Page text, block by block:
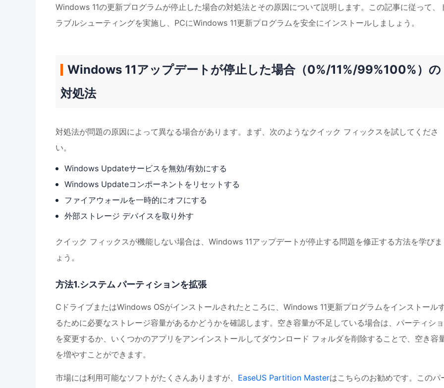
Windows 11の更新プログラムが停止した場合の対処法とその原因について説明します。この記事に従って、
ラブルシューティングを実施し、PCにWindows 11更新プログラムを安全にインストールしましょう。
Windows 11アップデートが停止した場合（0%/11%/99%100%）の
対処法
対処法が問題の原因によって異なる場合があります。まず、次のようなクイック フィックスを試してくださ
い。
Windows Updateサービスを無効/有効にする
Windows Updateコンポーネントをリセットする
ファイアウォールを一時的にオフにする
外部ストレージ デバイスを取り外す
クイック フィックスが機能しない場合は、Windows 11アップデートが停止する問題を修正する方法を学び
ょう。
方法1.システム パーティションを拡張
CドライブまたはWindows OSがインストールされたところに、Windows 11更新プログラムをインストール
るために必要なストレージ容量があるかどうかを確認します。空き容量が不足している場合は、パーティシ
を変更するか、いくつかのアプリをアンインストールしてダウンロード フォルダを削除することで、空き容
を増やすことができます。
市場には利用可能なソフトがたくさんありますが、 EaseUS Partition Masterはこちらのお勧めです。このパ